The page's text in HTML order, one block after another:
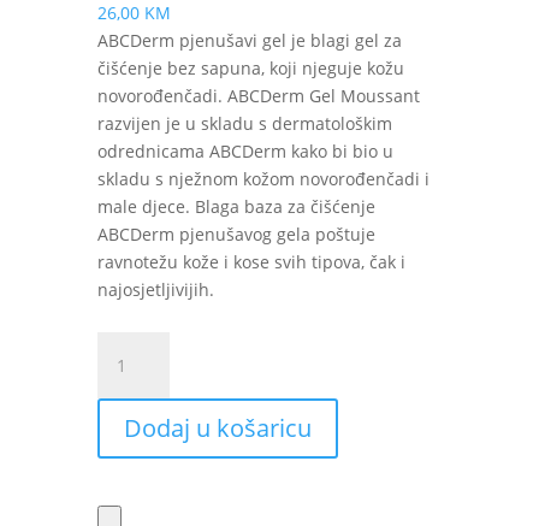
26,00 KM
ABCDerm pjenušavi gel je blagi gel za
čišćenje bez sapuna, koji njeguje kožu
novorođenčadi. ABCDerm Gel Moussant
razvijen je u skladu s dermatološkim
odrednicama ABCDerm kako bi bio u
skladu s nježnom kožom novorođenčadi i
male djece. Blaga baza za čišćenje
ABCDerm pjenušavog gela poštuje
ravnotežu kože i kose svih tipova, čak i
najosjetljivijih.
ABCDerm
pjenušavi
200
količina
Dodaj u košaricu